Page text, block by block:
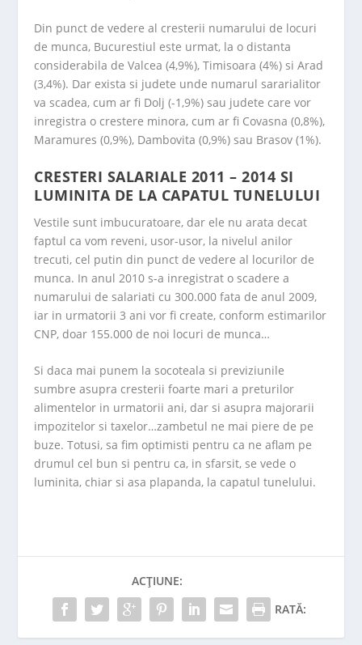
Din punct de vedere al cresterii numarului de locuri
de munca, Bucurestiul este urmat, la o distanta
considerabila de Valcea (4,9%), Timisoara (4%) si Arad
(3,4%). Dar exista si judete unde numarul sararialitor
va scadea, cum ar fi Dolj (-1,9%) sau judete care vor
inregistra o crestere minora, cum ar fi Covasna (0,8%),
Maramures (0,9%), Dambovita (0,9%) sau Brasov (1%).
CRESTERI SALARIALE 2011 – 2014 SI
LUMINITA DE LA CAPATUL TUNELULUI
Vestile sunt imbucuratoare, dar ele nu arata decat
faptul ca vom reveni, usor-usor, la nivelul anilor
trecuti, cel putin din punct de vedere al locurilor de
munca. In anul 2010 s-a inregistrat o scadere a
numarului de salariati cu 300.000 fata de anul 2009,
iar in urmatorii 3 ani vor fi create, conform estimarilor
CNP, doar 155.000 de noi locuri de munca…
Si daca mai punem la socoteala si previziunile
sumbre asupra cresterii foarte mari a preturilor
alimentelor in urmatorii ani, dar si asupra majorarii
impozitelor si taxelor…zambetul ne mai piere de pe
buze. Totusi, sa fim optimisti pentru ca ne aflam pe
drumul cel bun si pentru ca, in sfarsit, se vede o
luminita, chiar si asa plapanda, la capatul tunelului.
ACȚIUNE:
RATĂ: